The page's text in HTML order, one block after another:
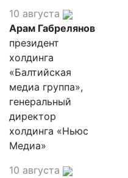
10 августа
Арам Габрелянов
президент
холдинга
«Балтийская
медиа группа»,
генеральный
директор
холдинга «Ньюс
Медиа»
10 августа